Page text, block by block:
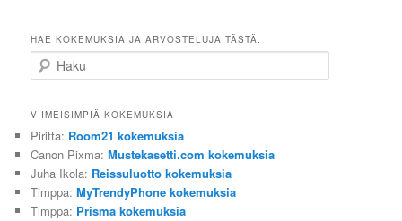
HAE KOKEMUKSIA JA ARVOSTELUJA TÄSTÄ:
Haku
VIIMEISIMPIÄ KOKEMUKSIA
Piritta: Room21 kokemuksia
Canon Pixma:Mustekasetti.com kokemuksia
Juha Ikola: Reissuluotto kokemuksia
Timppa:MyTrendyPhone kokemuksia
Timppa: Prisma kokemuksia